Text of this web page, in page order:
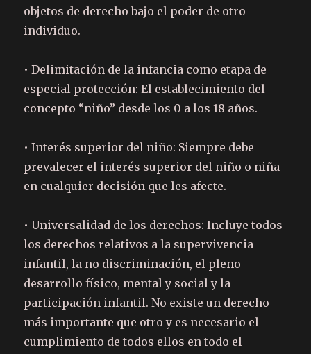
objetos de derecho bajo el poder de otro
individuo.
• Delimitación de la infancia como etapa de
especial protección: El establecimiento del
concepto “niño” desde los 0 a los 18 años.
• Interés superior del niño: Siempre debe
prevalecer el interés superior del niño o niña
en cualquier decisión que les afecte.
• Universalidad de los derechos: Incluye todos
los derechos relativos a la supervivencia
infantil, la no discriminación, el pleno
desarrollo físico, mental y social y la
participación infantil. No existe un derecho
más importante que otro y es necesario el
cumplimiento de todos ellos en todo el